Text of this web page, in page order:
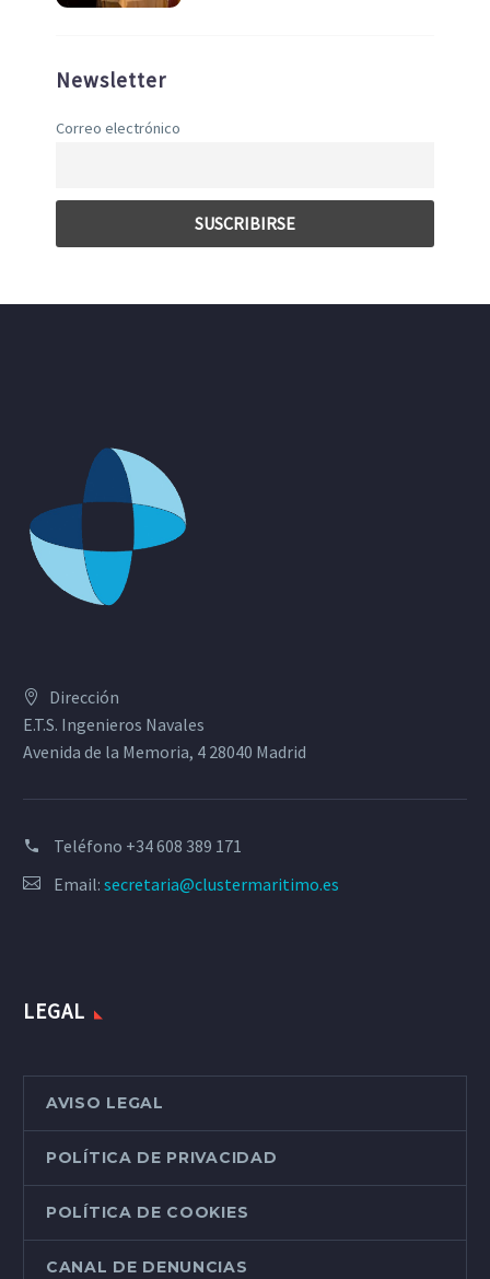
Newsletter
Correo electrónico
Dirección
E.T.S. Ingenieros Navales
Avenida de la Memoria, 4 28040 Madrid
Teléfono +34 608 389 171
Email: secretaria@clustermaritimo.es
LEGAL
AVISO LEGAL
POLÍTICA DE PRIVACIDAD
POLÍTICA DE COOKIES
CANAL DE DENUNCIAS